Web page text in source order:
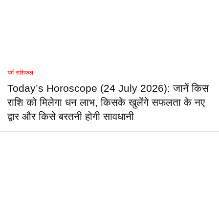
धर्म-राशिफल
Today’s Horoscope (24 July 2026): जानें किस
राशि को मिलेगा धन लाभ, किसके खुलेंगे सफलता के नए
द्वार और किसे बरतनी होगी सावधानी